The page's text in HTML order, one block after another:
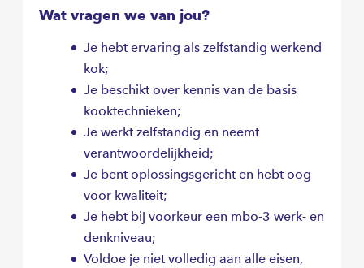
Wat vragen we van jou?
Je hebt ervaring als zelfstandig werkend
kok;
Je beschikt over kennis van de basis
kooktechnieken;
Je werkt zelfstandig en neemt
verantwoordelijkheid;
Je bent oplossingsgericht en hebt oog
voor kwaliteit;
Je hebt bij voorkeur een mbo-3 werk- en
denkniveau;
Voldoe je niet volledig aan alle eisen,